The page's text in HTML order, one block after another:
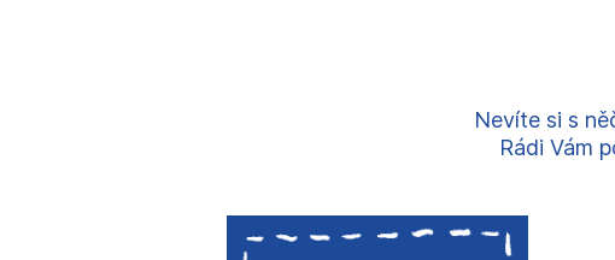
Nevíte si s
Rádi Vám